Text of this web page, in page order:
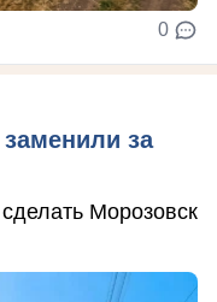
0
за
Морозовск